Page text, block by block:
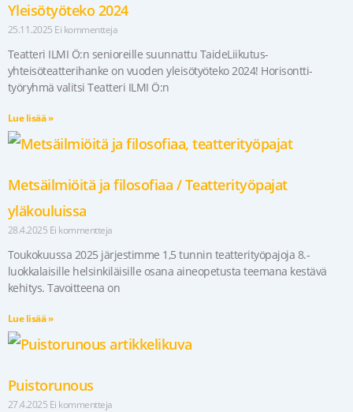
Yleisötyöteko 2024
25.11.2025 Ei kommentteja
Teatteri ILMI Ö:n senioreille suunnattu TaideLiikutus-
yhteisöteatterihanke on vuoden yleisötyöteko 2024! Horisontti-
työryhmä valitsi Teatteri ILMI Ö:n
Lue lisää »
Metsäilmiöitä ja filosofiaa / Teatterityöpajat
yläkouluissa
28.4.2025 Ei kommentteja
Toukokuussa 2025 järjestimme 1,5 tunnin teatterityöpajoja 8.-
luokkalaisille helsinkiläisille osana aineopetusta teemana kestävä
kehitys. Tavoitteena on
Lue lisää »
Puistorunous
27.4.2025 Ei kommentteja